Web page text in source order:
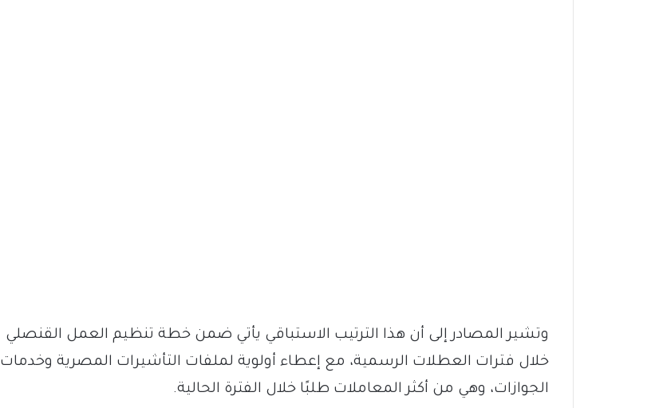
وتشير المصادر إلى أن هذا الترتيب الاستباقي يأتي ضمن خطة تنظيم العمل القنصلي
خلال فترات العطلات الرسمية، مع إعطاء أولوية لملفات التأشيرات المصرية وخدمات
الجوازات، وهي من أكثر المعاملات طلبًا خلال الفترة الحالية.